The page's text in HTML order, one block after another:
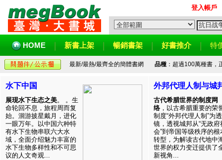
登入帳戶
HOME 新書上架 暢銷書架 好書推介 特
最新/最熱/最齊全的簡體書網 品種：超過100萬種書，
水下中国
展现水下生态之美。 。生
命轮回不息，旅程周而复
始。洄游披星戴月，进化
一眼万年。以中国六种特
有水下生物串联六大水
域，全面介绍魅力丰富的
水下生物多样性和不可思
议的人文奇观...
外邦代理人制与城
古代希腊世界的制度网
络 ，以古希腊重要的荣
制度“外邦代理人制”为透
镜，透视城邦从“无政府
会”到帝国等级秩序的根
转型，为解读古代地中
世界的权力变迁提供了
新视角...